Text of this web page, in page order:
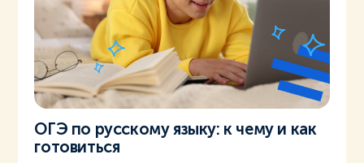
ОГЭ по русскому языку: к чему и как
готовиться